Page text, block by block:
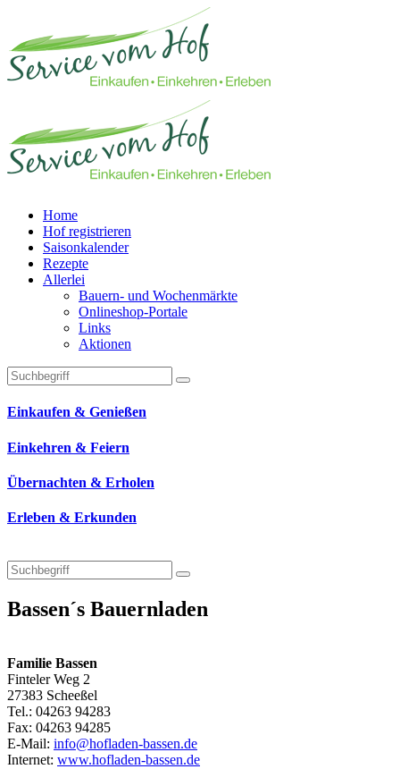
Home
Hof registrieren
Saisonkalender
Rezepte
Allerlei
Bauern- und Wochenmärkte
Onlineshop-Portale
Links
Aktionen
Technisches Feld: Suchfeld
Technisches Feld: Suchbutton
Suche absenden
Einkaufen & Genießen
Einkehren & Feiern
Übernachten & Erholen
Erleben & Erkunden
Bassen´s Bauernladen
Familie Bassen
Finteler Weg 2
27383 Scheeßel
Tel.: 04263 94283
Fax: 04263 94285
E-Mail: info@hofladen-bassen.de
Internet: www.hofladen-bassen.de